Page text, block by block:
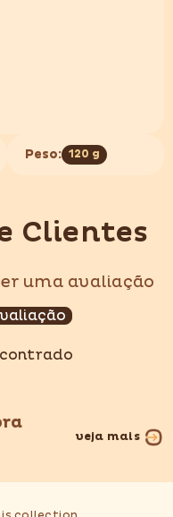
Peso: 120 g
Clientes
uma avaliação
veja mais